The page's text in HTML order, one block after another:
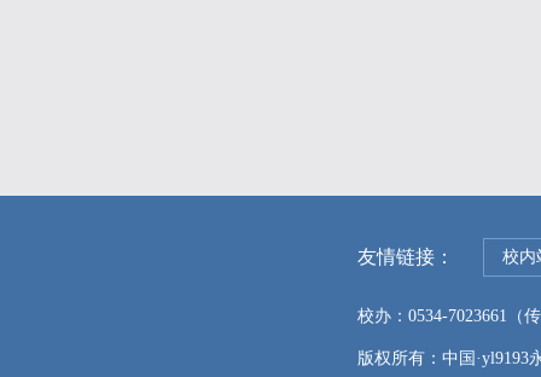
友情链接： 校内
校办：0534-7023661（
版权所有：中国·yl9193